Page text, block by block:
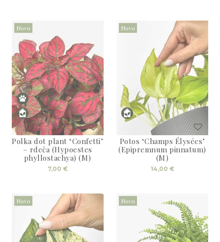
Novo
Polka dot plant ‘Confetti’
– rdeča (Hypoestes
phyllostachya) (M)
7,00 €
Novo
Potos ‘Champs Élysées’
(Epipremnum pinnatum)
(M)
14,00 €
Novo Novo